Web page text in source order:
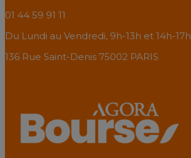
01 44 59 91 11
Du Lundi au Vendredi, 9h-13h et 14h-17h
136 Rue Saint-Denis 75002 PARIS